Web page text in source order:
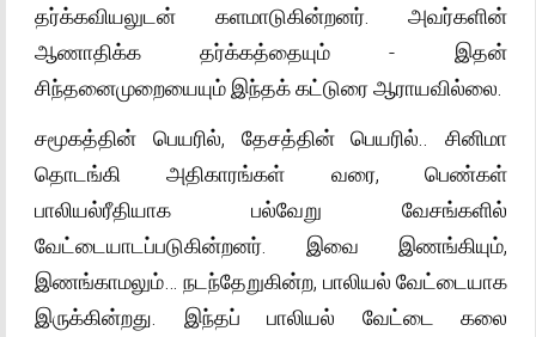
தர்க்கவியலுடன் களமாடுகின்றனர். அவர்களின்
ஆணாதிக்க தர்க்கத்தையும் - இதன்
சிந்தனைமுறையையும் இந்தக் கட்டுரை ஆராயவில்லை.
சமூகத்தின் பெயரில், தேசத்தின் பெயரில்.. சினிமா
தொடங்கி அதிகாரங்கள் வரை, பெண்கள்
பாலியல்ரீதியாக பல்வேறு வேசங்களில்
வேட்டையாடப்படுகின்றனர். இவை இணங்கியும்,
இணங்காமலும்… நடந்தேறுகின்ற, பாலியல் வேட்டையாக
இருக்கின்றது. இந்தப் பாலியல் வேட்டை கலை